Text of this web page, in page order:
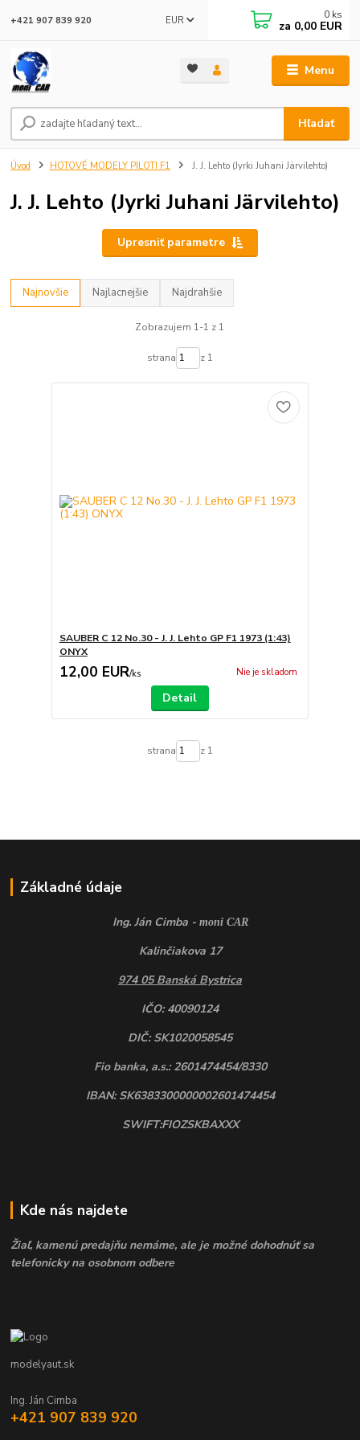
Menu
EUR
Hľadať
+421 907 839 920 0 ks
za 0,00 EUR
Úvod HOTOVÉ MODELY PILOTI F1 J. J. Lehto (Jyrki Juhani Järvilehto)
J. J. Lehto (Jyrki Juhani Järvilehto)
Upresniť parametre
Najnovšie Najlacnejšie Najdrahšie
Zobrazujem 1-1 z 1
strana z 1
SAUBER C 12 No.30 - J. J. Lehto GP F1 1973 (1:43)
ONYX
12,00 EUR/ks Nie je skladom
Detail
strana z 1
Základné údaje
Ing. Ján Cimba - moni CAR
Kalinčiakova 17
974 05 Banská Bystrica
IČO: 40090124
DIČ: SK1020058545
Fio banka, a.s.: 2601474454/8330
IBAN: SK6383300000002601474454
SWIFT:FIOZSKBAXXX
Kde nás najdete
Žiaľ, kamenú predajňu nemáme, ale je možné dohodnúť sa
telefonicky na osobnom odbere
modelyaut.sk
Ing. Ján Cimba
+421 907 839 920